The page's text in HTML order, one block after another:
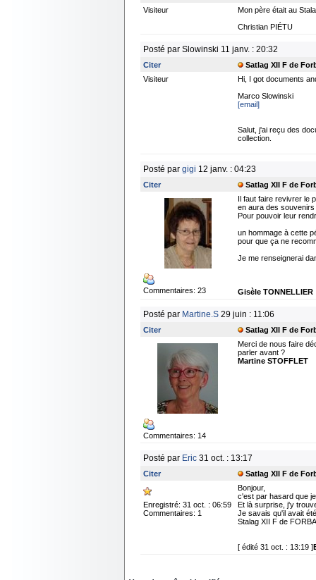
Visiteur
Mon père était au
Christian PIÉTU
Posté par Slowinski 11 janv. : 20:32
Citer
Satlag XII F de
Visiteur
Hi, I got documents
Marco Slowinski
[email]
Salut, j'ai reçu des
collection.
Posté par gigi 12 janv. : 04:23
Citer Satlag XII F de
Commentaires: 23
Il faut faire revivrer le
en aura des
Pour pouvoir leur
un hommage à cette
pour que ça ne
Je me renseignerai
Gisèle TONNELLIER
Posté par Martine.S 29 juin : 11:06
Citer Satlag XII F de
Commentaires: 14
Merci de nous faire
parler avant ?
Martine STOFFLET
Posté par Eric 31 oct. : 13:17
Citer Satlag XII F de
Enregistré: 31 oct. : 06:59
Commentaires: 1
Bonjour,
c'est par hasard que
Et là surprise, j'y
Je savais qu'il avait
Stalag XII F de
[ édité 31 oct. : 13:19 ]